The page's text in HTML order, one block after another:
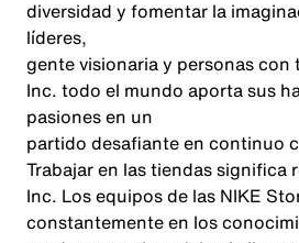
diversidad y fomentar la
líderes,
gente visionaria y personas con
Inc. todo el mundo aporta sus
pasiones en un
partido desafiante en continuo
Trabajar en las tiendas significa
Inc. Los equipos de las NIKE
constantemente en los